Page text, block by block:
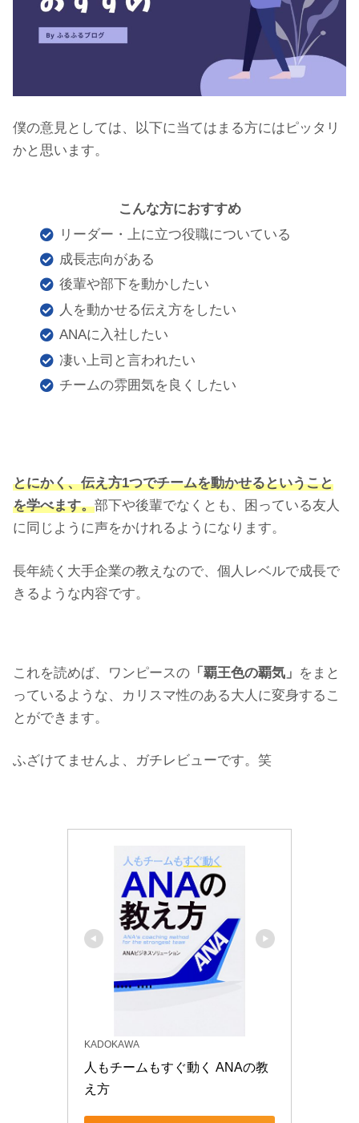
僕の意見としては、以下に当てはまる方にはピッタリ
かと思います。
こんな方におすすめ
リーダー・上に立つ役職についている
成長志向がある
後輩や部下を動かしたい
人を動かせる伝え方をしたい
ANAに入社したい
凄い上司と言われたい
チームの雰囲気を良くしたい
とにかく、伝え方1つでチームを動かせるということ
を学べます。部下や後輩でなくとも、困っている友人
に同じように声をかけれるようになります。
長年続く大手企業の教えなので、個人レベルで成長で
きるような内容です。
これを読めば、ワンピースの 「覇王色の覇気」 をまと
っているような、カリスマ性のある大人に変身するこ
とができます。
ふざけてませんよ、ガチレビューです。笑
KADOKAWA
人もチームもすぐ動く ANAの教
え方